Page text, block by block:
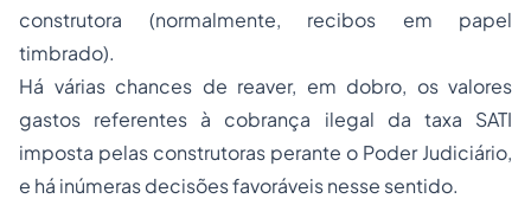
construtora (normalmente, recibos em papel
timbrado).
Há várias chances de reaver, em dobro, os valores
gastos referentes à cobrança ilegal da taxa SATI
imposta pelas construtoras perante o Poder Judiciário,
e há inúmeras decisões favoráveis nesse sentido.